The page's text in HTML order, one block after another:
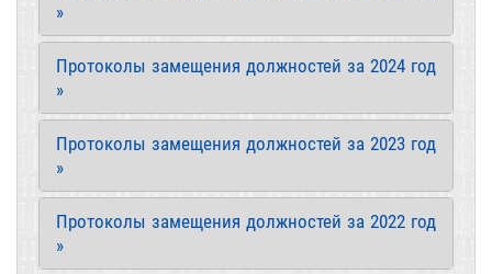
»
Протоколы замещения должностей за 2024 год
»
Протоколы замещения должностей за 2023 год
»
Протоколы замещения должностей за 2022 год
»